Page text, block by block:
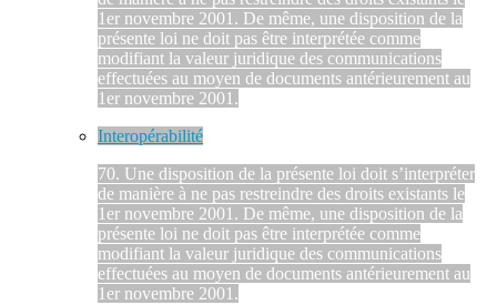
1er novembre 2001. De même, une disposition de la
présente loi ne doit pas être interprétée comme
modifiant la valeur juridique des communications
effectuées au moyen de documents antérieurement au
1er novembre 2001.
Interopérabilité
70. Une disposition de la présente loi doit s’interpréter
de manière à ne pas restreindre des droits existants le
1er novembre 2001. De même, une disposition de la
présente loi ne doit pas être interprétée comme
modifiant la valeur juridique des communications
effectuées au moyen de documents antérieurement au
1er novembre 2001.